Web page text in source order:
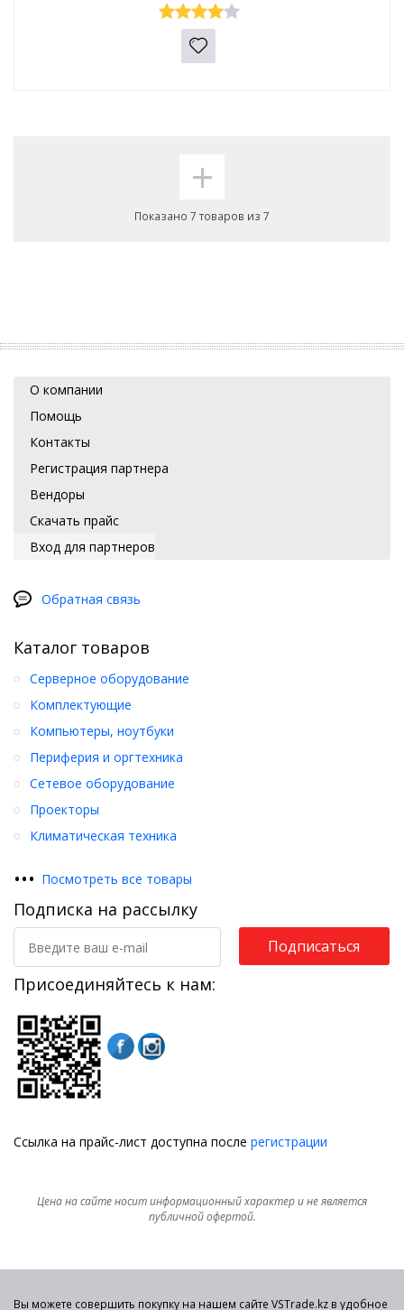
+
Показано 7 товаров из 7
О компании
Помощь
Контакты
Регистрация партнера
Вендоры
Скачать прайс
Вход для партнеров
Обратная связь
Каталог товаров
Серверное оборудование
Комплектующие
Компьютеры, ноутбуки
Периферия и оргтехника
Сетевое оборудование
Проекторы
Климатическая техника
••• Посмотреть все товары
Подписка на рассылку
Подписаться
Присоединяйтесь к нам:
Ссылка на прайс-лист доступна после регистрации
Цена на сайте носит информационный характер и не является
публичной офертой.
Вы можете совершить покупку на нашем сайте VSTrade.kz в удобное